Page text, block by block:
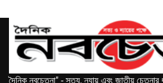
দৈনিক নবচেতনা" - সত্য, ন্যায় এবং জাতীয় চেতনার